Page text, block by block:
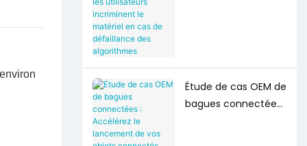
défaillance des
algorithmes
Étude de cas OEM de
bagues connectées :